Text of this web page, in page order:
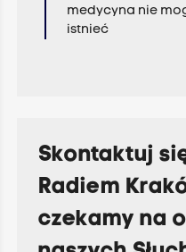
medycyna nie
istnieć
Skontaktuj
Radiem
czekamy na